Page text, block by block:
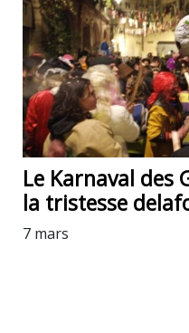
Le Karnaval des
la tristesse
7 mars